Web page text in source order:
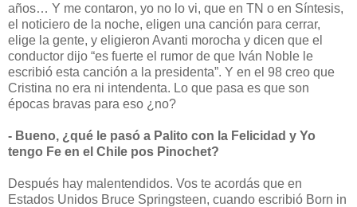
años… Y me contaron, yo no lo vi, que en TN o en Síntesis,
el noticiero de la noche, eligen una canción para cerrar,
elige la gente, y eligieron Avanti morocha y dicen que el
conductor dijo “es fuerte el rumor de que Iván Noble le
escribió esta canción a la presidenta”. Y en el 98 creo que
Cristina no era ni intendenta. Lo que pasa es que son
épocas bravas para eso ¿no?
- Bueno, ¿qué le pasó a Palito con la Felicidad y Yo
tengo Fe en el Chile pos Pinochet?
Después hay malentendidos. Vos te acordás que en
Estados Unidos Bruce Springsteen, cuando escribió Born in